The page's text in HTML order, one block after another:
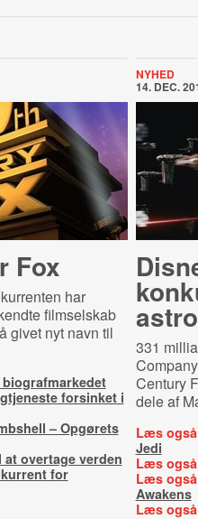
Fox
har
filmselskab
givet nyt navn til
forsinket i
– Opgørets
overtage verden
for
NYHED
14. DEC.
331
Century
dele af
Læs
Jedi
Læs
Læs
Awakens
Læs